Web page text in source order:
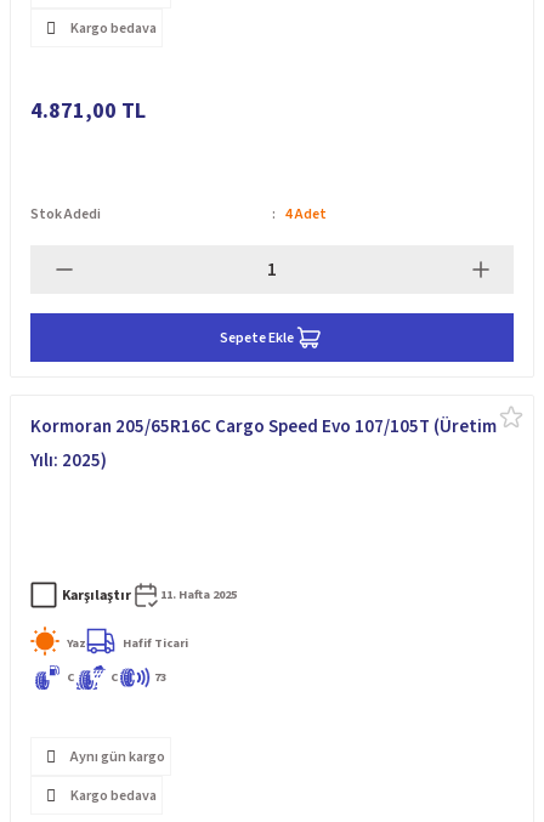
Kargo bedava
4.871,00 TL
Stok Adedi 4 Adet
Sepete Ekle
Kormoran 205/65R16C Cargo Speed Evo 107/105T (Üretim
Yılı: 2025)
Karşılaştır 11. Hafta 2025
Yaz
Hafif Ticari
C
C 73
Aynı gün kargo
Kargo bedava